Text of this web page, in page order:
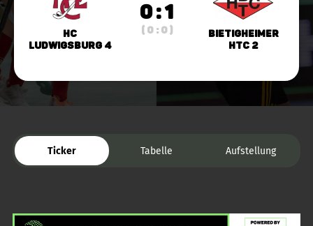
HC
Ludwigsburg 4
0 : 1
( 0 : 0 )
Bietigheimer
HTC 2
Ticker Tabelle Aufstellung